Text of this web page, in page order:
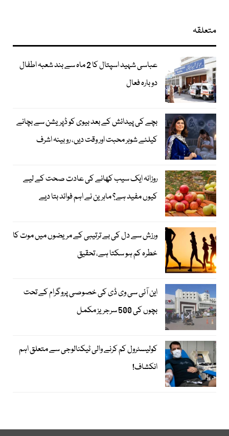
متعلقہ
عباسی شہید اسپتال کا 2 ماہ سے بند شعبہ اطفال
دوبارہ فعال
بچے کی پیدائش کے بعد بیوی کو ڈپریشن سے بچانے
کیلئے شوہر محبت اور وقت دیں، روبینہ اشرف
روزانہ ایک سیب کھانے کی عادت صحت کے لیے
کیوں مفید ہے؟ ماہرین نے اہم فوائد بتا دیے
ورزش سے دل کی بے ترتیبی کے مریضوں میں موت کا
خطرہ کم ہو سکتا ہے، تحقیق
این آئی سی وی ڈی کی خصوصی پروگرام کے تحت
بچوں کی 500 سرجریز مکمل
کولیسٹرول کم کرنے والی ٹیکنالوجی سے متعلق اہم
انکشاف!